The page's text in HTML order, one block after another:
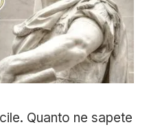
Quanto ne sapete